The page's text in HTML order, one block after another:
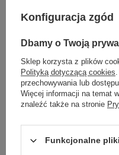
Bluza sportowa męska z
[673293 99]
+ Dodaj do porównania
Konfiguracja zgód
Dbamy o Twoją
Sklep korzysta z plików
Polityką dotyczącą cookies
przechowywania lub
Więcej informacji na temat
znaleźć także na stronie
Funkcjonalne